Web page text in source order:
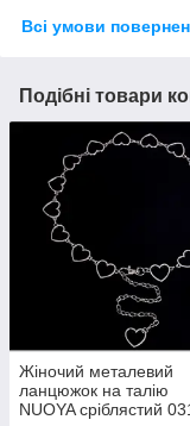
Всі умови
Подібні товари
Жіночий металевий
ланцюжок на талію
NUOYA сріблястий